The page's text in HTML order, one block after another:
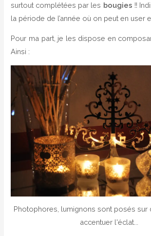
surtout complétées par les bougies !!
la période de l’année où on peut en user
Pour ma part, je les dispose en
Ainsi :
Photophores, lumignons sont posés sur
accentuer l'éclat...